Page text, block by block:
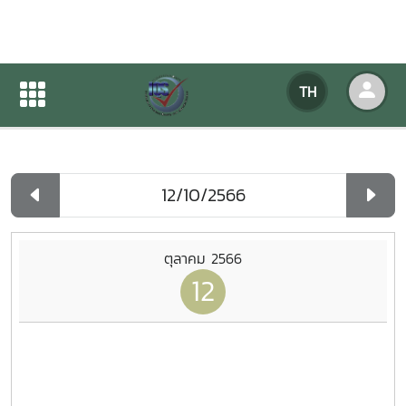
TH
ปฏิทินกิจกรรมของหน่วยงาน
ปฏิทินกิจกรรมของหน่วยงาน
ตุลาคม 2566
12